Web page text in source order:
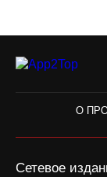
О
Сетевое